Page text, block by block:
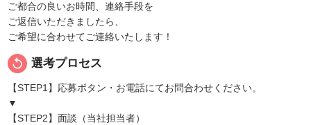
ご都合の良いお時間、連絡手段を
ご返信いただきましたら、
ご希望に合わせてご連絡いたします！
replay 選考プロセス
【STEP1】応募ボタン・お電話にてお問合わせください。
▼
【STEP2】面談（当社担当者）